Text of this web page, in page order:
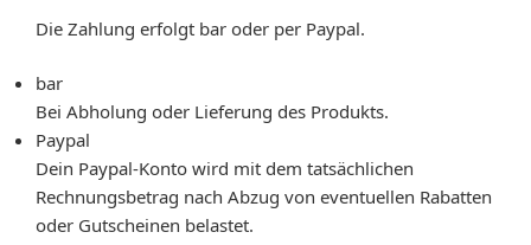
Die Zahlung erfolgt bar oder per Paypal.
bar
Bei Abholung oder Lieferung des Produkts.
Paypal
Dein Paypal-Konto wird mit dem tatsächlichen
Rechnungsbetrag nach Abzug von eventuellen Rabatten
oder Gutscheinen belastet.